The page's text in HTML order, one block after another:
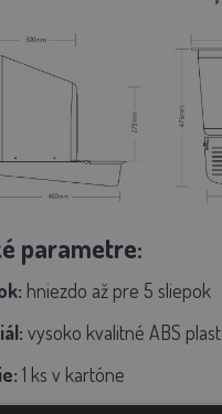
parametre:
hniezdo až pre 5 sliepok
vysoko kvalitné ABS plast
1 ks v kartóne